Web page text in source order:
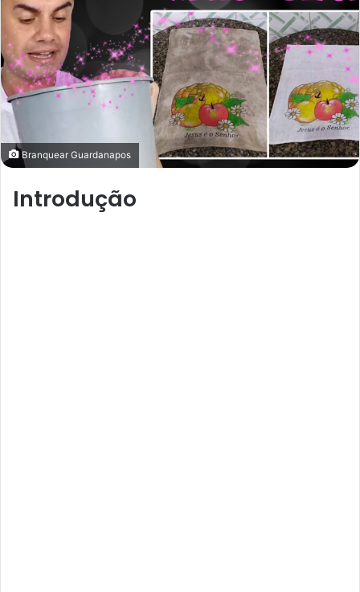
Branquear Guardanapos
Introdução